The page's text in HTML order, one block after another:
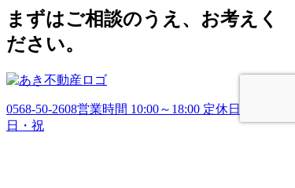
ブ
まずはご相談のうえ、お考えく
ださい。
0568-50-2608営業時間 10:00～18:00 定休日 土・
日・祝